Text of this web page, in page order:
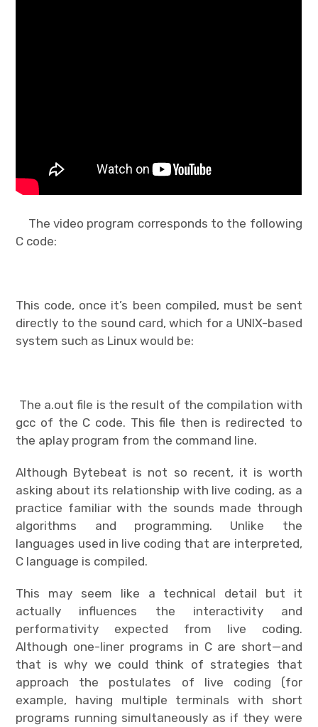
The video program corresponds to the following
C code:
This code, once it’s been compiled, must be sent
directly to the sound card, which for a UNIX-based
system such as Linux would be:
The a.out file is the result of the compilation with
gcc of the C code. This file then is redirected to
the aplay program from the command line.
Although Bytebeat is not so recent, it is worth
asking about its relationship with live coding, as a
practice familiar with the sounds made through
algorithms and programming. Unlike the
languages ​​used in live coding that are interpreted,
C language is compiled.
This may seem like a technical detail but it
actually influences the interactivity and
performativity expected from live coding.
Although one-liner programs in C are short—and
that is why we could think of strategies that
approach the postulates of live coding (for
example, having multiple terminals with short
programs running simultaneously as if they were